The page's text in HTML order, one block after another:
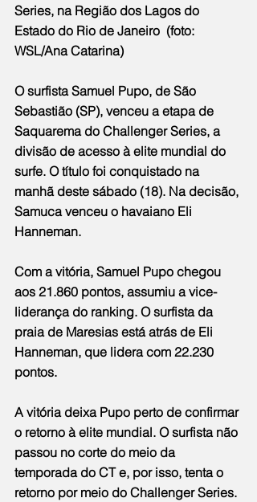
Series, na Região dos Lagos do
Estado do Rio de Janeiro  (foto:
WSL/Ana Catarina)
O surfista Samuel Pupo, de São
Sebastião (SP), venceu a etapa de
Saquarema do Challenger Series, a
divisão de acesso à elite mundial do
surfe. O título foi conquistado na
manhã deste sábado (18). Na decisão,
Samuca venceu o havaiano Eli
Hanneman.
Com a vitória, Samuel Pupo chegou
aos 21.860 pontos, assumiu a vice-
liderança do ranking. O surfista da
praia de Maresias está atrás de Eli
Hanneman, que lidera com 22.230
pontos.
A vitória deixa Pupo perto de confirmar
o retorno à elite mundial. O surfista não
passou no corte do meio da
temporada do CT e, por isso, tenta o
retorno por meio do Challenger Series.